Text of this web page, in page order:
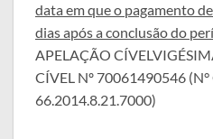
data em que o pagamento
dias após a conclusão do
APELAÇÃO
CÍVEL Nº 70061490546
66.2014.8.21.7000)